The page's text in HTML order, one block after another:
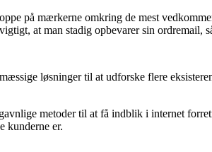
på mærkerne omkring de mest
at man stadig opbevarer sin
løsninger til at udforske flere
metoder til at få indblik i internet
kunderne er.